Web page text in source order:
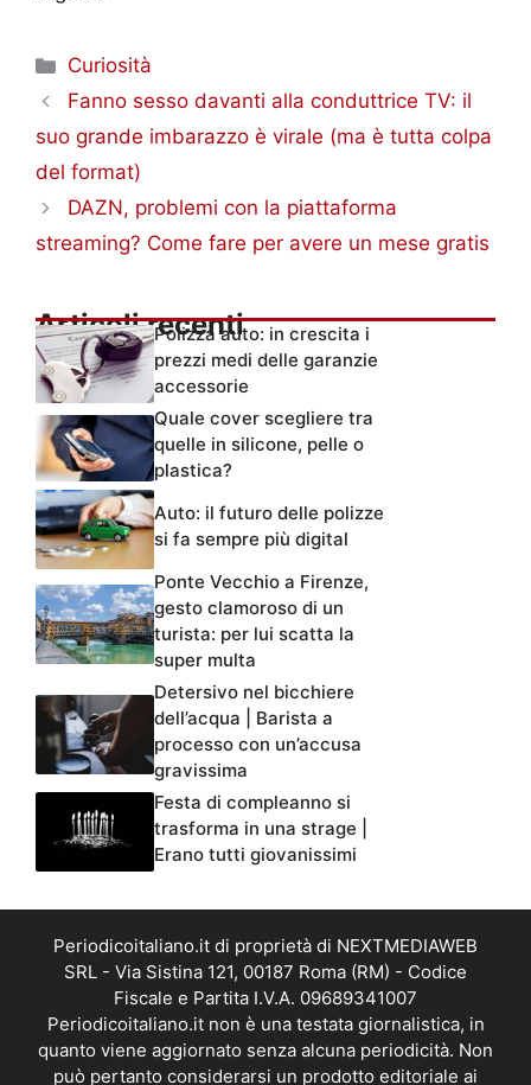
Fanno sesso davanti alla conduttrice TV: il
suo grande imbarazzo è virale (ma è tutta colpa
del format)
DAZN, problemi con la piattaforma
streaming? Come fare per avere un mese gratis
Polizza auto: in crescita i
prezzi medi delle garanzie
accessorie
Quale cover scegliere tra
quelle in silicone, pelle o
plastica?
si fa sempre più digital
Ponte Vecchio a Firenze,
gesto clamoroso di un
turista: per lui scatta la
super multa
Detersivo nel bicchiere
dell’acqua | Barista a
processo con un’accusa
gravissima
Festa di compleanno si
trasforma in una strage |
Erano tutti giovanissimi
SRL - Via Sistina 121, 00187 Roma (RM) - Codice
Fiscale e Partita I.V.A. 09689341007
Periodicoitaliano.it non è una testata giornalistica, in
quanto viene aggiornato senza alcuna periodicità. Non
può pertanto considerarsi un prodotto editoriale ai
sensi della legge n. 62 del 07.03.2001